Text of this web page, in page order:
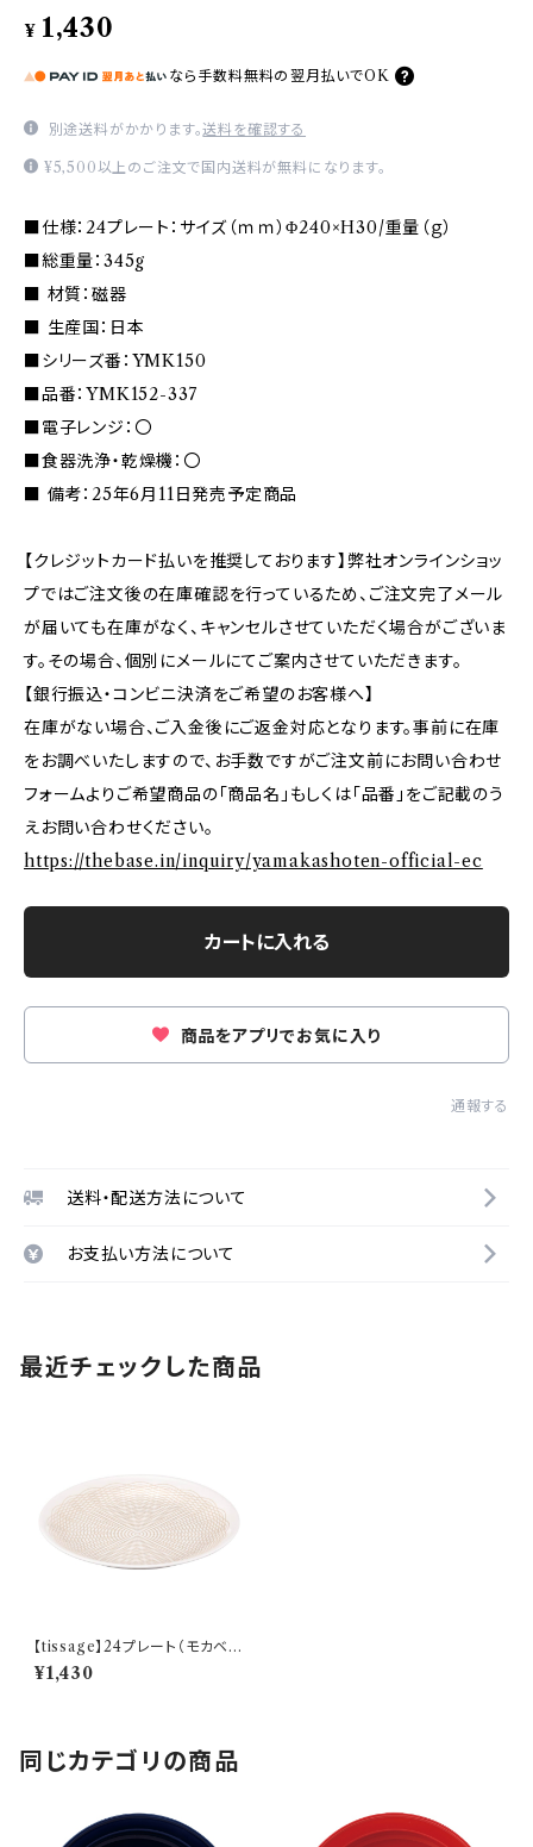
¥ 1,430
なら 手数料無料の 翌月払いでOK
別途送料がかかります。送料を確認する
¥5,500以上のご注文で国内送料が無料になります。
■仕様：24プレート：サイズ（ｍｍ）Φ240×H30/重量（ｇ）
■総重量：345g
■ 材質：磁器
■ 生産国：日本
■シリーズ番：YMK150
■品番：YMK152-337
■電子レンジ：〇
■食器洗浄・乾燥機：〇
■ 備考：25年6月11日発売予定商品
【クレジットカード払いを推奨しております】弊社オンラインショッ
プではご注文後の在庫確認を行っているため、ご注文完了メール
が届いても在庫がなく、キャンセルさせていただく場合がございま
す。その場合、個別にメールにてご案内させていただきます。
【銀行振込・コンビニ決済をご希望のお客様へ】
在庫がない場合、ご入金後にご返金対応となります。事前に在庫
をお調べいたしますので、お手数ですがご注文前にお問い合わせ
フォームよりご希望商品の「商品名」もしくは「品番」をご記載のう
えお問い合わせください。
https://thebase.in/inquiry/yamakashoten-official-ec
カートに入れる
商品をアプリでお気に入り
通報する
送料・配送方法について
お支払い方法について
最近チェックした商品
【tissage】24プレート（モカベー
ジュ)【YMK150】YMK152-33
7
¥1,430
同じカテゴリの商品